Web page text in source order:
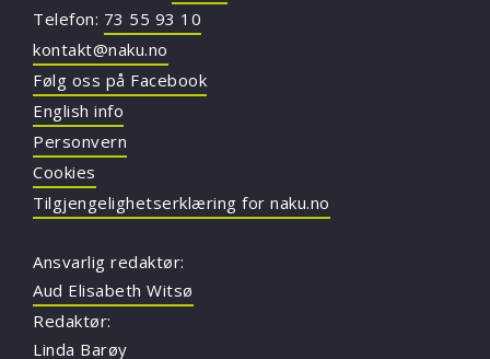
Telefon: 73 55 93 10
kontakt@naku.no
Følg oss på Facebook
English info
Personvern
Cookies
Tilgjengelighetserklæring for naku.no
Ansvarlig redaktør:
Aud Elisabeth Witsø
Redaktør:
Linda Barøy